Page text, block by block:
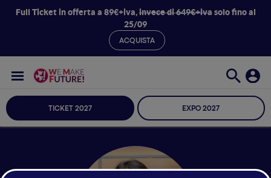
Full Ticket in offerta a 89€+iva,invece di 649€+ivasolo fino al
25/09
ACQUISTA
TICKET 2027 EXPO 2027